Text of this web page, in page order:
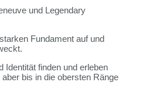
und Legendary
Fundament auf und
Identität finden und erleben
bis in die obersten Ränge